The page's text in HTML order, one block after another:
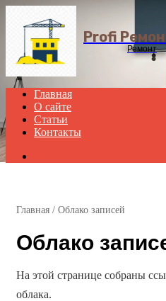
Profi
Ремонт
Главная
О сайте
Статьи
Контакты
Главная / Облако записей
Облако
На этой странице собраны
облака.